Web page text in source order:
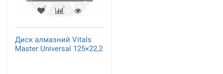
Диск алмазний Vitals
Master Universal 125×22,2